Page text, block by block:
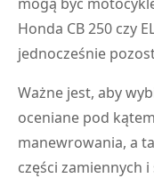
Honda CB 250 czy
jednocześnie
Ważne jest, aby
oceniane pod
manewrowania, a
części zamiennych